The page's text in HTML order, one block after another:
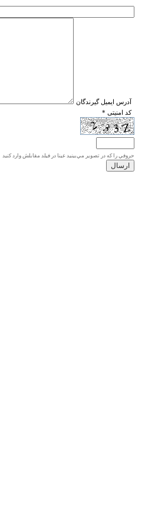
* آدرس ايميل گيرندگان
* کد امنیتی
حروفي را كه در تصوير مي‌بينيد عينا در فيلد مقابلش وارد كنيد